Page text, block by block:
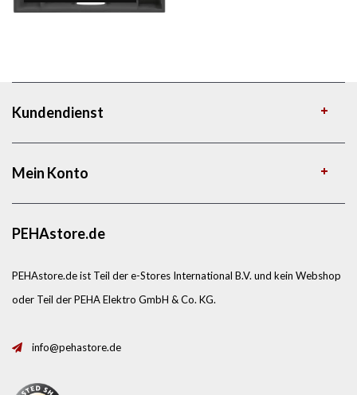
Kundendienst
Mein Konto
PEHAstore.de
PEHAstore.de ist Teil der e-Stores International B.V. und kein Webshop
oder Teil der PEHA Elektro GmbH & Co. KG.
info@pehastore.de